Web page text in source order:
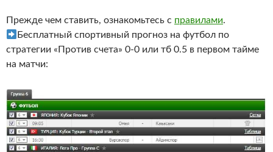
Прежде чем ставить, ознакомьтесь с правилами.
Бесплатный спортивный прогноз на футбол по
стратегии «Против счета» 0-0 или тб 0.5 в первом тайме
на матчи: